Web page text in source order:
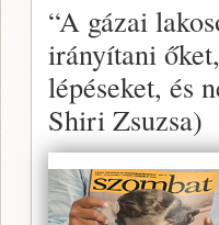
“A gázai
irányítani
lépéseket, és
Shiri Zsuzsa)